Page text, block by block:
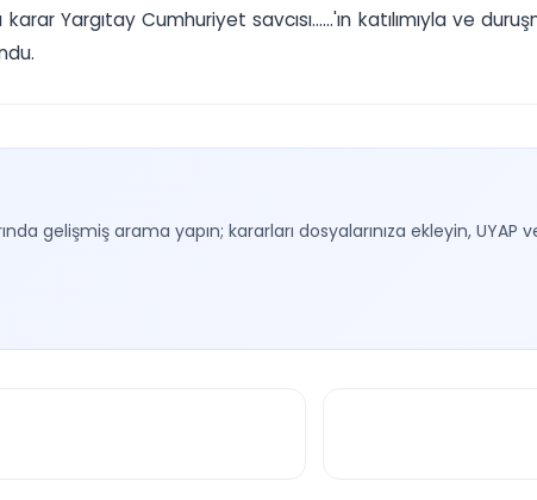
Yargıtay Cumhuriyet savcısı......'ın katılımıyla ve
gelişmiş arama yapın; kararları dosyalarınıza ekleyin,